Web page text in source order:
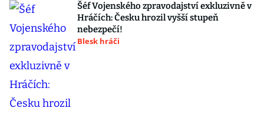
Šéf Vojenského zpravodajství exkluzivně v
Hráčích: Česku hrozil vyšší stupeň
nebezpečí!
Blesk hráči